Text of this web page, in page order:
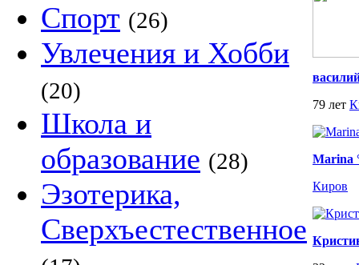
Спорт (26)
Увлечения и Хобби
(20)
Школа и
образование (28)
Эзотерика,
Сверхъестественное
79 лет
Marina
Киров